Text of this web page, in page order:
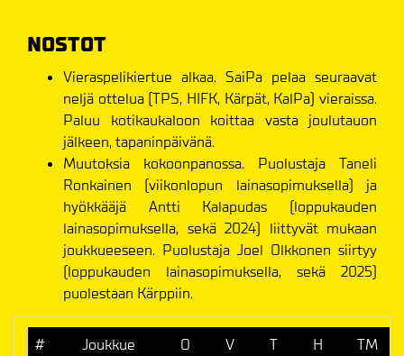
NOSTOT
Vieraspelikiertue alkaa. SaiPa pelaa seuraavat
neljä ottelua (TPS, HIFK, Kärpät, KalPa) vieraissa.
Paluu kotikaukaloon koittaa vasta joulutauon
jälkeen, tapaninpäivänä.
Muutoksia kokoonpanossa. Puolustaja Taneli
Ronkainen (viikonlopun lainasopimuksella) ja
hyökkääjä Antti Kalapudas (loppukauden
lainasopimuksella, sekä 2024) liittyvät mukaan
joukkueeseen. Puolustaja Joel Olkkonen siirtyy
(loppukauden lainasopimuksella, sekä 2025)
puolestaan Kärppiin.
# Joukkue O V T H
TM